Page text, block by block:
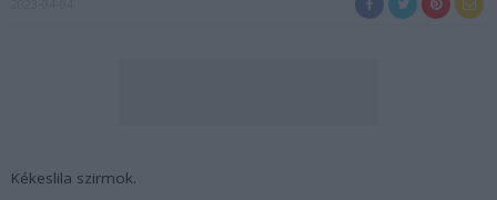
Kékeslila szirmok.